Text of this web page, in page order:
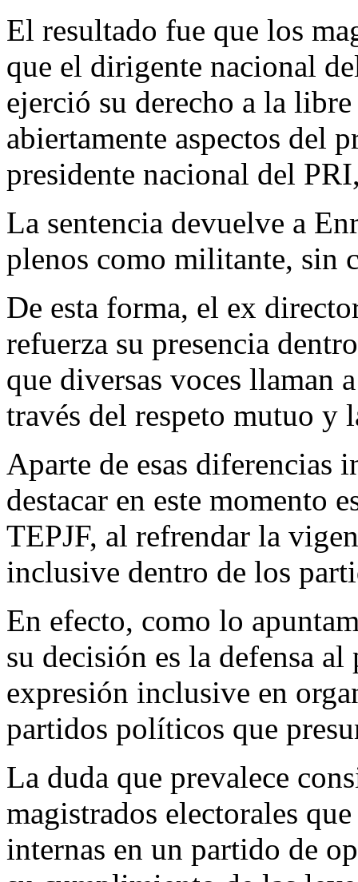
El resultado fue que los
que el dirigente nacional
ejerció su derecho a la
abiertamente aspectos del
presidente nacional del
La sentencia devuelve a
plenos como militante, sin
De esta forma, el ex
refuerza su presencia
que diversas voces llaman
través del respeto mutuo y
Aparte de esas diferencias
destacar en este momento
TEPJF, al refrendar la
inclusive dentro de los
En efecto, como lo
su decisión es la defensa
expresión inclusive en
partidos políticos que
La duda que prevalece
magistrados electorales
internas en un partido de